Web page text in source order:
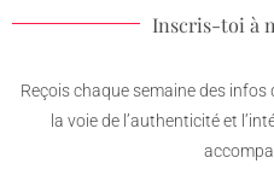
Inscris-toi à
Reçois chaque semaine des
la voie de l’authenticité et